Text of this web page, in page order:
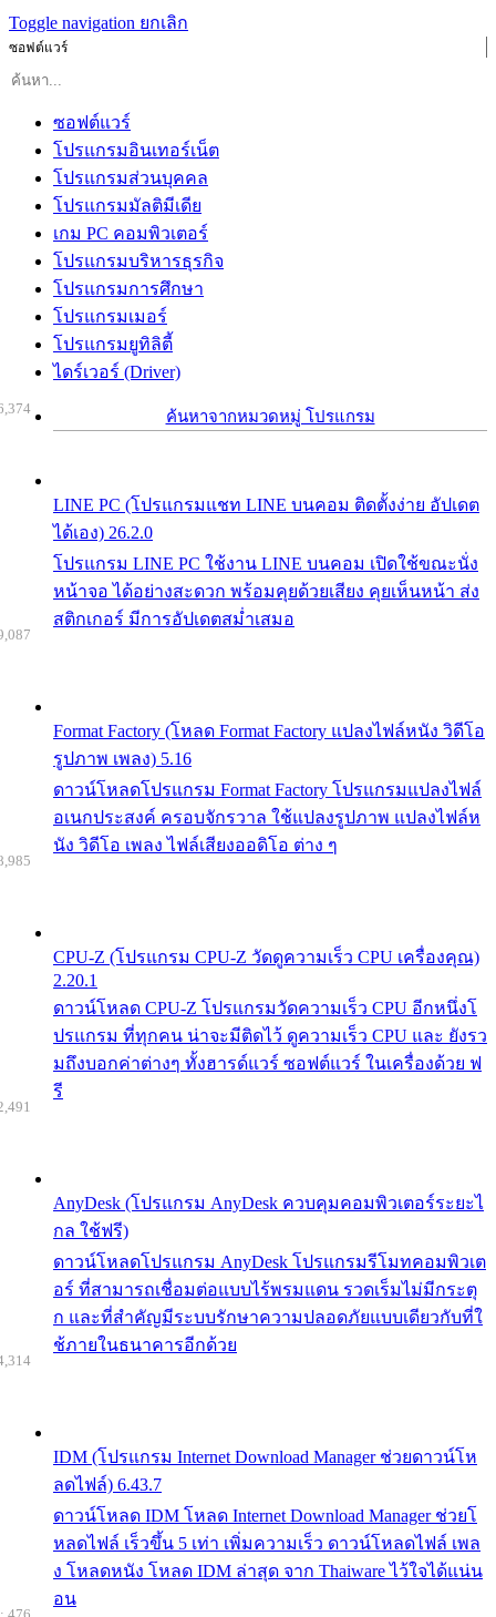
Toggle navigation ยกเลิก
ซอฟต์แวร์
ซอฟต์แวร์
โปรแกรมอินเทอร์เน็ต
โปรแกรมส่วนบุคคล
โปรแกรมมัลติมีเดีย
เกม PC คอมพิวเตอร์
โปรแกรมบริหารธุรกิจ
โปรแกรมการศึกษา
โปรแกรมเมอร์
โปรแกรมยูทิลิตี้
ไดร์เวอร์ (Driver)
ค้นหาจากหมวดหมู่ โปรแกรม
LINE PC (โปรแกรมแชท LINE บนคอม ติดตั้งง่าย อัปเดต
ได้เอง) 26.2.0
โปรแกรม LINE PC ใช้งาน LINE บนคอม เปิดใช้ขณะนั่ง
หน้าจอ ได้อย่างสะดวก พร้อมคุยด้วยเสียง คุยเห็นหน้า ส่ง
สติกเกอร์ มีการอัปเดตสม่ำเสมอ
Format Factory (โหลด Format Factory แปลงไฟล์หนัง วิดีโอ
รูปภาพ เพลง) 5.16
ดาวน์โหลดโปรแกรม Format Factory โปรแกรมแปลงไฟล์
อเนกประสงค์ ครอบจักรวาล ใช้แปลงรูปภาพ แปลงไฟล์ห
นัง วิดีโอ เพลง ไฟล์เสียงออดิโอ ต่าง ๆ
CPU-Z (โปรแกรม CPU-Z วัดดูความเร็ว CPU เครื่องคุณ)
2.20.1
ดาวน์โหลด CPU-Z โปรแกรมวัดความเร็ว CPU อีกหนึ่งโ
ปรแกรม ที่ทุกคน น่าจะมีติดไว้ ดูความเร็ว CPU และ ยังรว
มถึงบอกค่าต่างๆ ทั้งฮารด์แวร์ ซอฟต์แวร์ ในเครื่องด้วย ฟ
รี
AnyDesk (โปรแกรม AnyDesk ควบคุมคอมพิวเตอร์ระยะไ
กล ใช้ฟรี)
ดาวน์โหลดโปรแกรม AnyDesk โปรแกรมรีโมทคอมพิวเต
อร์ ที่สามารถเชื่อมต่อแบบไร้พรมแดน รวดเร็มไม่มีกระตุ
ก และที่สำคัญมีระบบรักษาความปลอดภัยแบบเดียวกับที่ใ
ช้ภายในธนาคารอีกด้วย
IDM (โปรแกรม Internet Download Manager ช่วยดาวน์โห
ลดไฟล์) 6.43.7
ดาวน์โหลด IDM โหลด Internet Download Manager ช่วยโ
หลดไฟล์ เร็วขึ้น 5 เท่า เพิ่มความเร็ว ดาวน์โหลดไฟล์ เพล
ง โหลดหนัง โหลด IDM ล่าสุด จาก Thaiware ไว้ใจได้แน่น
อน